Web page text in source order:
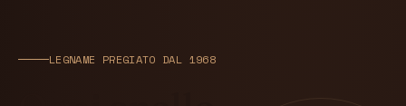
LEGNAME PREGIATO DAL 1968